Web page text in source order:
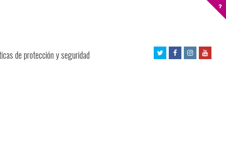
de protección y seguridad
TwitterFacebookInstagram